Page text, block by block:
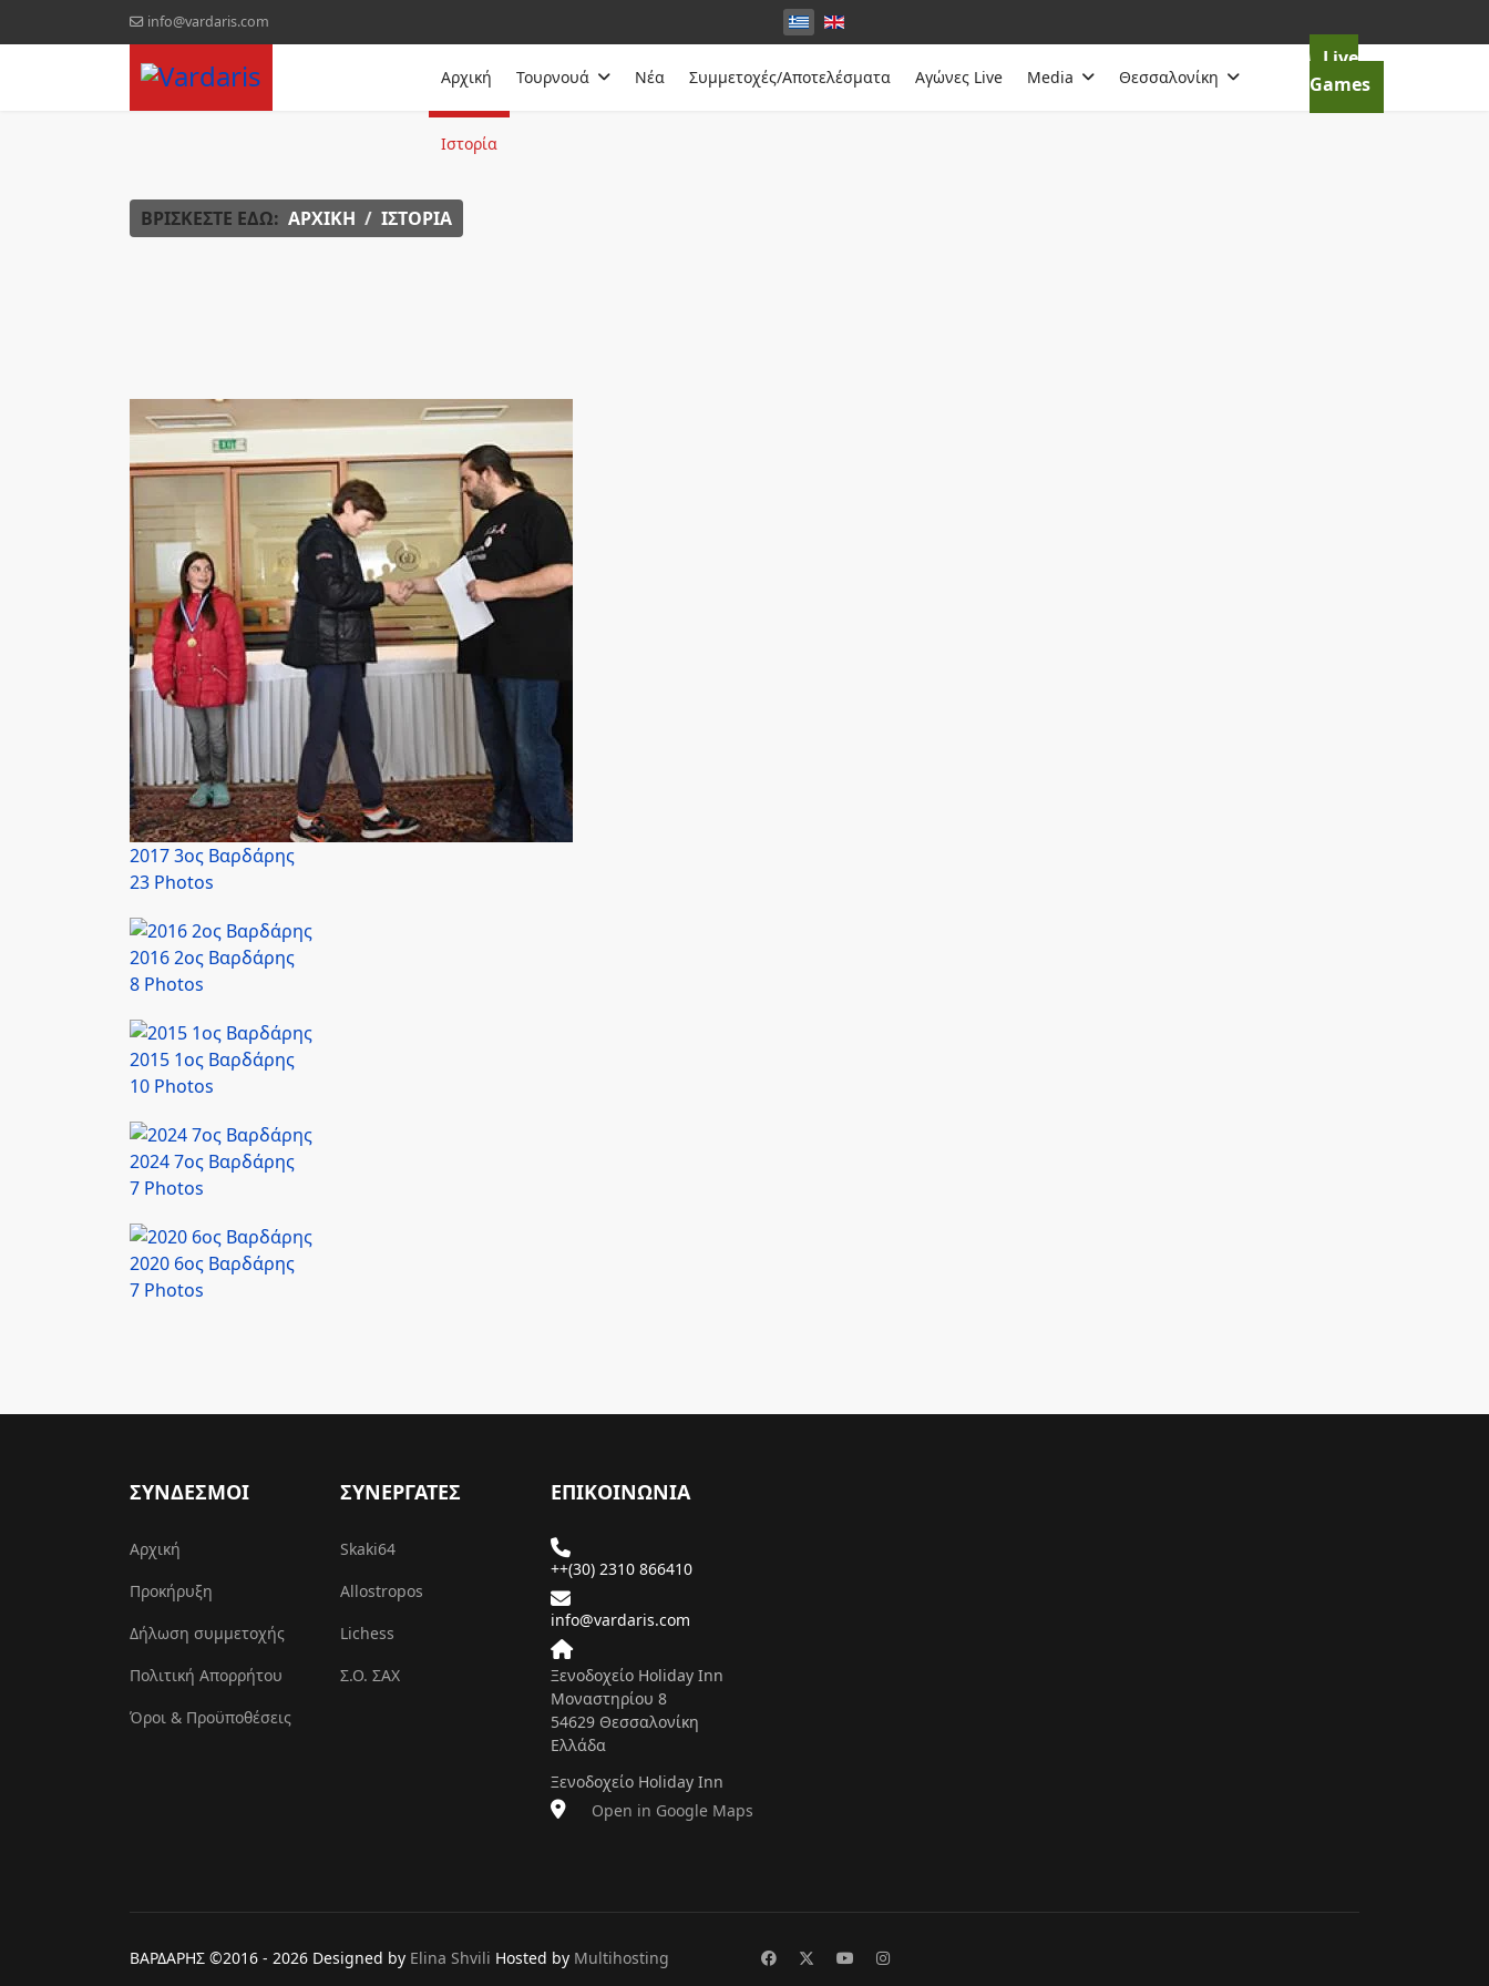
info@vardaris.com
Αρχική Τουρνουά Νέα Συμμετοχές/Αποτελέσματα Αγώνες Live Media Θεσσαλονίκη
Ιστορία
Live
Games
ΒΡΊΣΚΕΣΤΕ ΕΔΏ: ΑΡΧΙΚΉ ΙΣΤΟΡΊΑ
2017 3ος Βαρδάρης
23 Photos
2016 2ος Βαρδάρης
8 Photos
2015 1ος Βαρδάρης
10 Photos
2024 7ος Βαρδάρης
7 Photos
2020 6ος Βαρδάρης
7 Photos
ΣΥΝΔΕΣΜΟΙ
Αρχική
Προκήρυξη
Δήλωση συμμετοχής
Πολιτική Απορρήτου
Όροι & Προϋποθέσεις
ΣΥΝΕΡΓΑΤΕΣ
Skaki64
Allostropos
Lichess
Σ.Ο. ΣΑΧ
ΕΠΙΚΟΙΝΩΝΙΑ
++(30) 2310 866410
info@vardaris.com
Ξενοδοχείο Holiday Inn
Μοναστηρίου 8
54629 Θεσσαλονίκη
Ελλάδα
Ξενοδοχείο Holiday Inn
Open in Google Maps
ΒΑΡΔΑΡΗΣ ©2016 - 2026 Designed by Elina Shvili Hosted by Multihosting